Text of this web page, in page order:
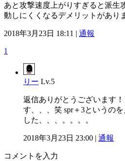
あと攻撃速度上がりすぎると派生
動しにくくなるデメリットがあり
2018年3月23日 18:11 | 通報
1
りー Lv.5
返信ありがとうございます
す、、、笑 spr＋3というの
した、、、。。。。
2018年3月23日 23:00 | 通報
コメントを入力